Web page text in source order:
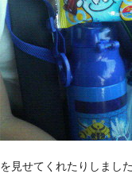
見せてくれたりしまし